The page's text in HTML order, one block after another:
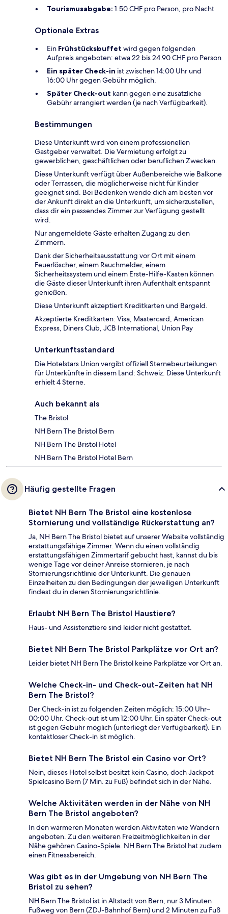
Tourismusabgabe: 1.50 CHF pro Person, pro Nacht
Optionale Extras
Ein Frühstücksbuffet wird gegen folgenden
Aufpreis angeboten: etwa 22 bis 24.90 CHF pro Person
Ein später Check-in ist zwischen 14:00 Uhr und
16:00 Uhr gegen Gebühr möglich.
Später Check-out kann gegen eine zusätzliche
Gebühr arrangiert werden (je nach Verfügbarkeit).
Bestimmungen
Diese Unterkunft wird von einem professionellen
Gastgeber verwaltet. Die Vermietung erfolgt zu
gewerblichen, geschäftlichen oder beruflichen Zwecken.
Diese Unterkunft verfügt über Außenbereiche wie Balkone
oder Terrassen, die möglicherweise nicht für Kinder
geeignet sind. Bei Bedenken wende dich am besten vor
der Ankunft direkt an die Unterkunft, um sicherzustellen,
dass dir ein passendes Zimmer zur Verfügung gestellt
wird.
Nur angemeldete Gäste erhalten Zugang zu den
Zimmern.
Dank der Sicherheitsausstattung vor Ort mit einem
Feuerlöscher, einem Rauchmelder, einem
Sicherheitssystem und einem Erste-Hilfe-Kasten können
die Gäste dieser Unterkunft ihren Aufenthalt entspannt
genießen.
Diese Unterkunft akzeptiert Kreditkarten und Bargeld.
Akzeptierte Kreditkarten: Visa, Mastercard, American
Express, Diners Club, JCB International, Union Pay
Unterkunftsstandard
Die Hotelstars Union vergibt offiziell Sternebeurteilungen
für Unterkünfte in diesem Land: Schweiz. Diese Unterkunft
erhielt 4 Sterne.
Auch bekannt als
The Bristol
NH Bern The Bristol Bern
NH Bern The Bristol Hotel
NH Bern The Bristol Hotel Bern
Häufig gestellte Fragen
Bietet NH Bern The Bristol eine kostenlose
Stornierung und vollständige Rückerstattung an?
Ja, NH Bern The Bristol bietet auf unserer Website vollständig
erstattungsfähige Zimmer. Wenn du einen vollständig
erstattungsfähigen Zimmertarif gebucht hast, kannst du bis
wenige Tage vor deiner Anreise stornieren, je nach
Stornierungsrichtlinie der Unterkunft. Die genauen
Einzelheiten zu den Bedingungen der jeweiligen Unterkunft
findest du in deren Stornierungsrichtlinie.
Erlaubt NH Bern The Bristol Haustiere?
Haus- und Assistenztiere sind leider nicht gestattet.
Bietet NH Bern The Bristol Parkplätze vor Ort an?
Leider bietet NH Bern The Bristol keine Parkplätze vor Ort an.
Welche Check-in- und Check-out-Zeiten hat NH
Bern The Bristol?
Der Check-in ist zu folgenden Zeiten möglich: 15:00 Uhr–
00:00 Uhr. Check-out ist um 12:00 Uhr. Ein später Check-out
ist gegen Gebühr möglich (unterliegt der Verfügbarkeit). Ein
kontaktloser Check-in ist möglich.
Bietet NH Bern The Bristol ein Casino vor Ort?
Nein, dieses Hotel selbst besitzt kein Casino, doch Jackpot
Spielcasino Bern (7 Min. zu Fuß) befindet sich in der Nähe.
Welche Aktivitäten werden in der Nähe von NH
Bern The Bristol angeboten?
In den wärmeren Monaten werden Aktivitäten wie Wandern
angeboten. Zu den weiteren Freizeitmöglichkeiten in der
Nähe gehören Casino-Spiele. NH Bern The Bristol hat zudem
einen Fitnessbereich.
Was gibt es in der Umgebung von NH Bern The
Bristol zu sehen?
NH Bern The Bristol ist in Altstadt von Bern, nur 3 Minuten
Fußweg von Bern (ZDJ-Bahnhof Bern) und 2 Minuten zu Fuß